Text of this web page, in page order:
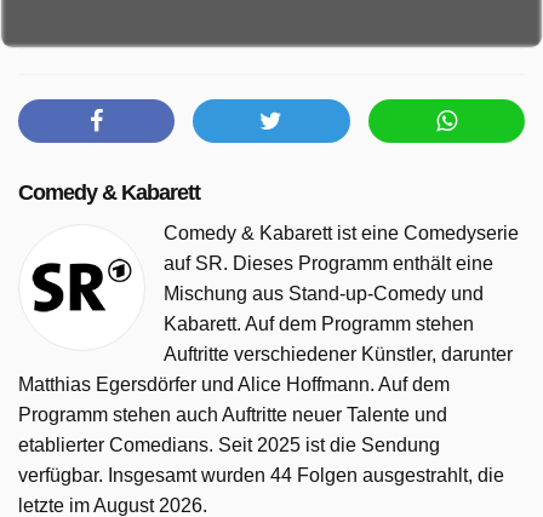
Comedy & Kabarett
Comedy & Kabarett ist eine Comedyserie
auf SR. Dieses Programm enthält eine
Mischung aus Stand-up-Comedy und
Kabarett. Auf dem Programm stehen
Auftritte verschiedener Künstler, darunter
Matthias Egersdörfer und Alice Hoffmann. Auf dem
Programm stehen auch Auftritte neuer Talente und
etablierter Comedians. Seit 2025 ist die Sendung
verfügbar. Insgesamt wurden 44 Folgen ausgestrahlt, die
letzte im August 2026.